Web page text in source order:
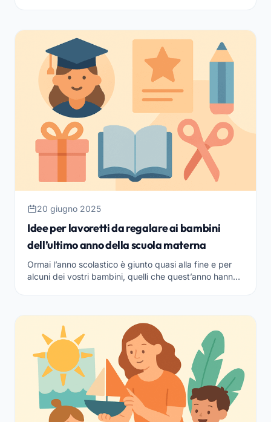
20 giugno 2025
Idee per lavoretti da regalare ai bambini
dell’ultimo anno della scuola materna
Ormai l’anno scolastico è giunto quasi alla fine e per
alcuni dei vostri bambini, quelli che quest’anno hanno